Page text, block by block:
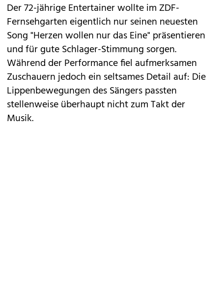
Der 72-jährige Entertainer wollte im ZDF-
Fernsehgarten eigentlich nur seinen neuesten
Song "Herzen wollen nur das Eine" präsentieren
und für gute Schlager-Stimmung sorgen.
Während der Performance fiel aufmerksamen
Zuschauern jedoch ein seltsames Detail auf: Die
Lippenbewegungen des Sängers passten
stellenweise überhaupt nicht zum Takt der
Musik.